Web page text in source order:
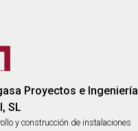
Proyectos e Ingeniería
SL
y construcción de instalaciones